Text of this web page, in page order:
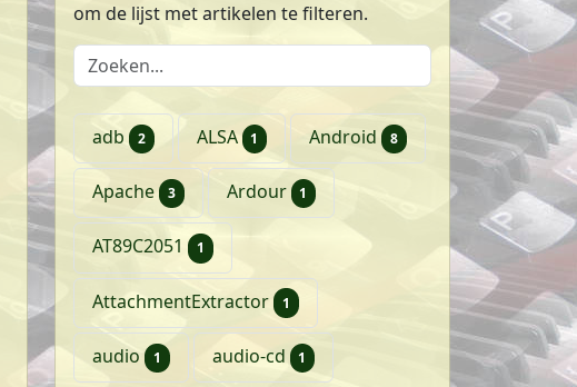
om de lijst met artikelen te filteren.
Doorzoek de lijst met categorieën
adb 2 artikelen
ALSA 1 artikelAndroid 8 artikelen
Apache 3 artikelenArdour 1 artikel
AT89C2051 1 artikel
AttachmentExtractor 1 artikel
audio 1 artikelaudio-cd 1 artikel